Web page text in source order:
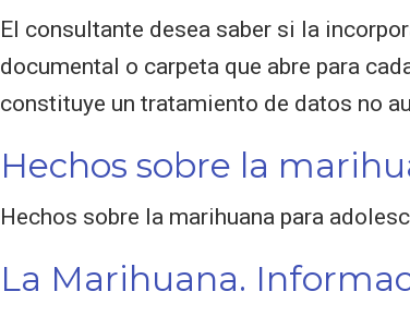
El consultante desea saber si la
documental o carpeta que abre para
constituye un tratamiento de datos no
Hechos sobre la
Hechos sobre la marihuana para
La Marihuana.